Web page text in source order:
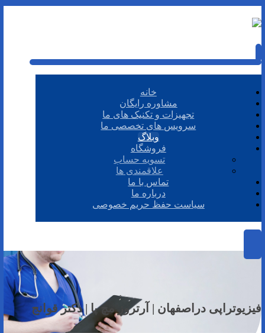
خانه
مشاوره رایگان
تجهیزات و تکنیک های ما
سرویس های تخصصی ما
وبلاگ
فروشگاه
تسویه حساب
علاقمندی ها
تماس با ما
درباره ما
سیاست حفظ حریم خصوصی
فیزیوتراپی دراصفهان | آرتروز مچ پا | دکتر قوانج